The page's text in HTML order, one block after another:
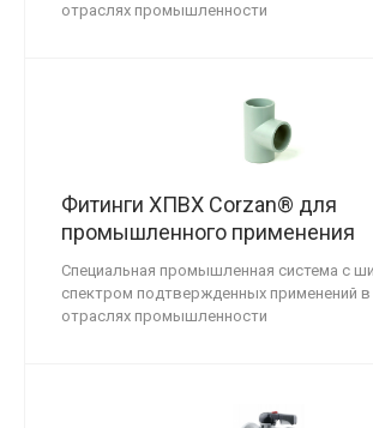
отраслях промышленности
Фитинги ХПВХ Corzan® для
промышленного применения
Специальная промышленная система с
спектром подтвержденных применений в
отраслях промышленности